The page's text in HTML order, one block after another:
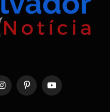
InstagramPinterestYouTube